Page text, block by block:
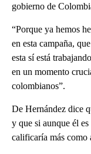
gobierno de
“Porque ya hemos
en esta campaña,
esta sí está
en un momento
colombianos”.
De Hernández dice
y que si aunque él
calificaría más como